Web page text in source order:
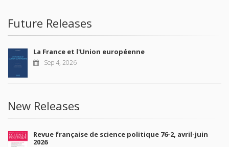
Future Releases
La France et l'Union européenne
Sep 4, 2026
New Releases
Revue française de science politique 76-2, avril-juin
2026